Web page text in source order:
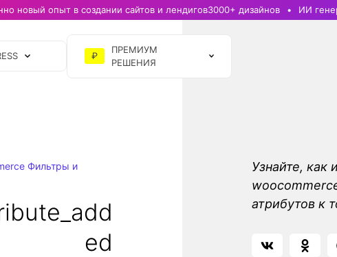
новый опыт в создании сайтов и лендигов3000+ дизайнов ИИ
₽
ПРЕМИУМ
РЕШЕНИЯ
Фильтры и
ed
Узнайте, как
атрибутов к